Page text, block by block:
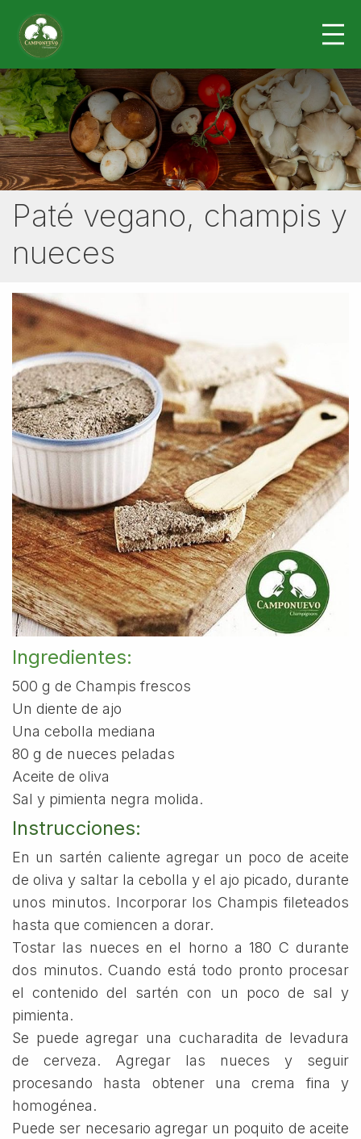
Paté vegano, champis y
nueces
Ingredientes:
500 g de Champis frescos
Un diente de ajo
Una cebolla mediana
80 g de nueces peladas
Aceite de oliva
Sal y pimienta negra molida.
Instrucciones:
En un sartén caliente agregar un poco de aceite
de oliva y saltar la cebolla y el ajo picado, durante
unos minutos. Incorporar los Champis fileteados
hasta que comiencen a dorar.
Tostar las nueces en el horno a 180 C durante
dos minutos. Cuando está todo pronto procesar
el contenido del sartén con un poco de sal y
pimienta.
Se puede agregar una cucharadita de levadura
de cerveza. Agregar las nueces y seguir
procesando hasta obtener una crema fina y
homogénea.
Puede ser necesario agregar un poquito de aceite